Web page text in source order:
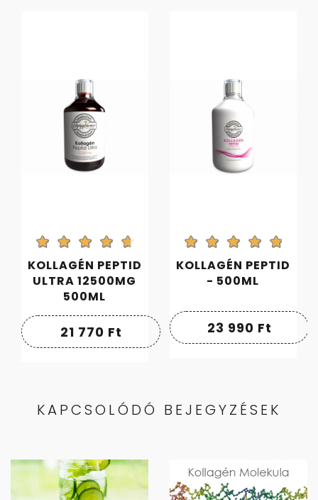
KOLLAGÉN PEPTID
ULTRA 12500MG
500ML
21 770 Ft
KOLLAGÉN PEPTID
- 500ML
23 990 Ft
KAPCSOLÓDÓ BEJEGYZÉSEK